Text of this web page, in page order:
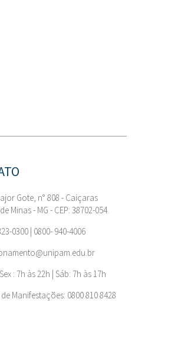
Gote, n° 808 - Caiçaras
Minas - MG - CEP: 38702-054.
0300 | 0800- 940-4006
: 7h às 22h | Sáb: 7h às 17h
Manifestações: 0800 810 8428